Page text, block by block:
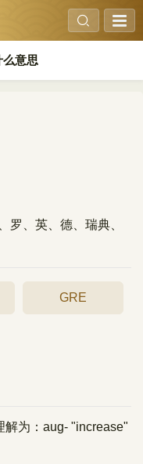
意思
罗、英、德、瑞典、
GRE
解为：aug- "increase"